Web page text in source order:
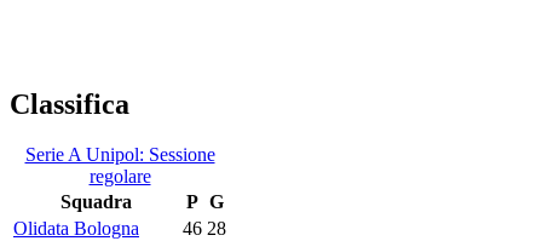
Classifica
Serie A Unipol: Sessione
regolare
Squadra
P G
Olidata Bologna
46 28